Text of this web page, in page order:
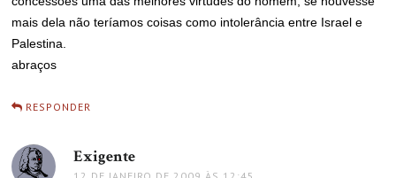
mais dela não teríamos coisas como intolerância entre Israel e
Palestina.
abraços
RESPONDER
Exigente